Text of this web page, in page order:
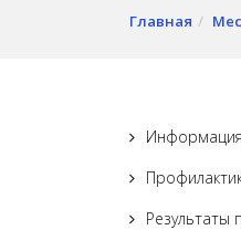
Главная
Результаты